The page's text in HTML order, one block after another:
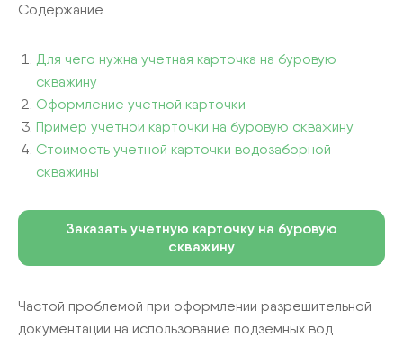
Содержание
Для чего нужна учетная карточка на буровую
скважину
Оформление учетной карточки
Пример учетной карточки на буровую скважину
Стоимость учетной карточки водозаборной
скважины
Заказать учетную карточку на буровую
скважину
Частой проблемой при оформлении разрешительной
документации на использование подземных вод